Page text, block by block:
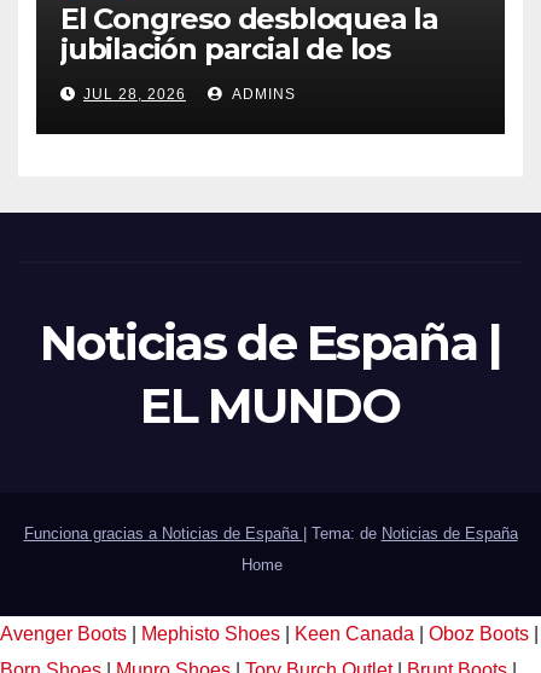
El Congreso desbloquea la
jubilación parcial de los
trabajadores laborales del
sector público
JUL 28, 2026 ADMINS
Noticias de España |
EL MUNDO
Funciona gracias a Noticias de España Tema: de Noticias de España
Home
Avenger Boots Mephisto Shoes Keen Canada Oboz Boots